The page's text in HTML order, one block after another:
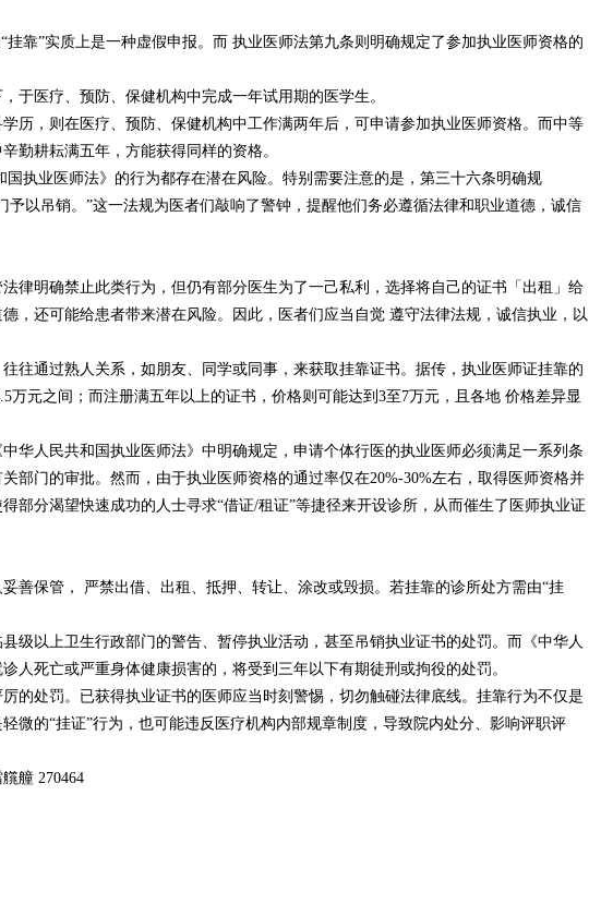
靠”实质上是一种虚假申报。而 执业医师法第九条则明确规定了参加执业医师资格的
于医疗、预防、保健机构中完成一年试用期的医学生。
历，则在医疗、预防、保健机构中工作满两年后，可申请参加执业医师资格。而中等
勤耕耘满五年，方能获得同样的资格。
执业医师法》的行为都存在潜在风险。特别需要注意的是，第三十六条明确规
以吊销。”这一法规为医者们敲响了警钟，提醒他们务必遵循法律和职业道德，诚信
律明确禁止此类行为，但仍有部分医生为了一己私利，选择将自己的证书「出租」给
，还可能给患者带来潜在风险。因此，医者们应当自觉 遵守法律法规，诚信执业，以
往通过熟人关系，如朋友、同学或同事，来获取挂靠证书。据传，执业医师证挂靠的
元之间；而注册满五年以上的证书，价格则可能达到3至7万元，且各地 价格差异显
华人民共和国执业医师法》中明确规定，申请个体行医的执业医师必须满足一系列条
部门的审批。然而，由于执业医师资格的通过率仅在20%-30%左右，取得医师资格并
部分渴望快速成功的人士寻求“借证/租证”等捷径来开设诊所，从而催生了医师执业证
善保管， 严禁出借、出租、抵押、转让、涂改或毁损。若挂靠的诊所处方需由“挂
级以上卫生行政部门的警告、暂停执业活动，甚至吊销执业证书的处罚。而《中华人
人死亡或严重身体健康损害的，将受到三年以下有期徒刑或拘役的处罚。
的处罚。已获得执业证书的医师应当时刻警惕，切勿触碰法律底线。挂靠行为不仅是
微的“挂证”行为，也可能违反医疗机构内部规章制度，导致院内处分、影响评职评
艟 270464